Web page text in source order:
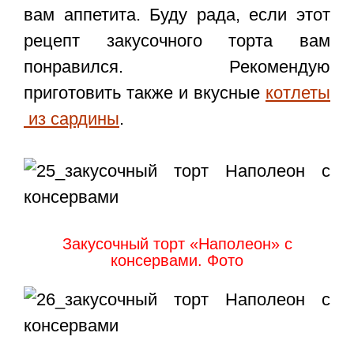
вам аппетита. Буду рада, если этот
рецепт закусочного торта вам
понравился. Рекомендую
приготовить также и вкусные котлеты
из сардины.
Закусочный торт «Наполеон» с
консервами. Фото